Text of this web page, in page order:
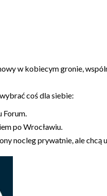
w kobiecym gronie,
coś dla siebie:
Forum.
po Wrocławiu.
nocleg prywatnie, ale chcą